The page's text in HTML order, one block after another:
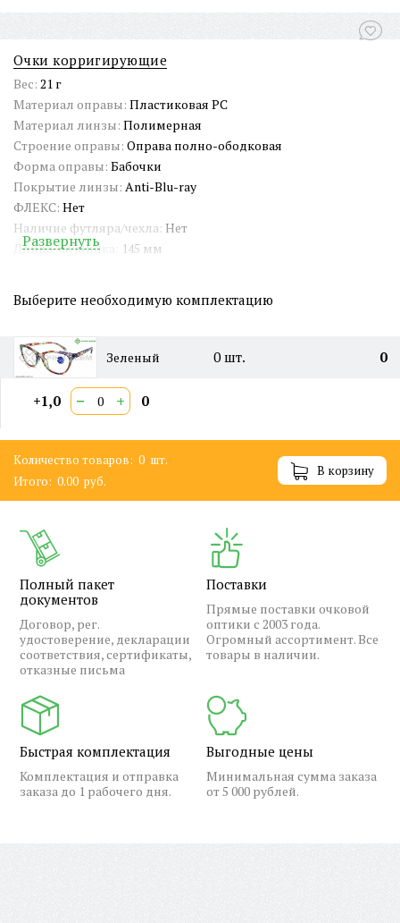
Очки корригирующие
Вес: 21 г
Материал оправы: Пластиковая PC
Материал линзы: Полимерная
Строение оправы: Оправа полно-ободковая
Форма оправы: Бабочки
Покрытие линзы: Anti-Blu-ray
ФЛЕКС: Нет
Наличие футляра/чехла: Нет
Длина заушника:
145 мм
Ширина переносицы:20 мм
Артикул:RG8082
СЕРТИФИКАТ:
Двойная перекладина:
Развернуть
Выберите необходимую комплектацию
Зеленый 0шт. 0
+1,0 − + 0
Количество товаров: 0 шт.
Итого: 0.00 руб.
В корзину
Полный пакет
документов
Договор, рег.
удостоверение, декларации
соответствия, сертификаты,
отказные письма
Поставки
Прямые поставки очковой
оптики с 2003 года.
Огромный ассортимент. Все
товары в наличии.
Быстрая комплектация
Комплектация и отправка
заказа до 1 рабочего дня.
Выгодные цены
Минимальная сумма заказа
от 5 000 рублей.